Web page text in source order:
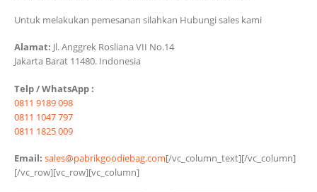
Untuk melakukan pemesanan silahkan Hubungi sales kami
Alamat: Jl. Anggrek Rosliana VII No.14
Jakarta Barat 11480. Indonesia
Telp / WhatsApp :
0811 9189 098
0811 1047 797
0811 1825 009
Email: sales@pabrikgoodiebag.com[/vc_column_text][/vc_column]
[/vc_row][vc_row][vc_column]